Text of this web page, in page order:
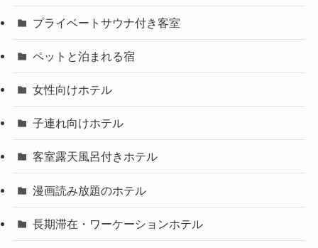
プライベートサウナ付き客室
ペットと泊まれる宿
女性向けホテル
子連れ向けホテル
客室露天風呂付きホテル
漫画読み放題のホテル
長期滞在・ワーケーションホテル